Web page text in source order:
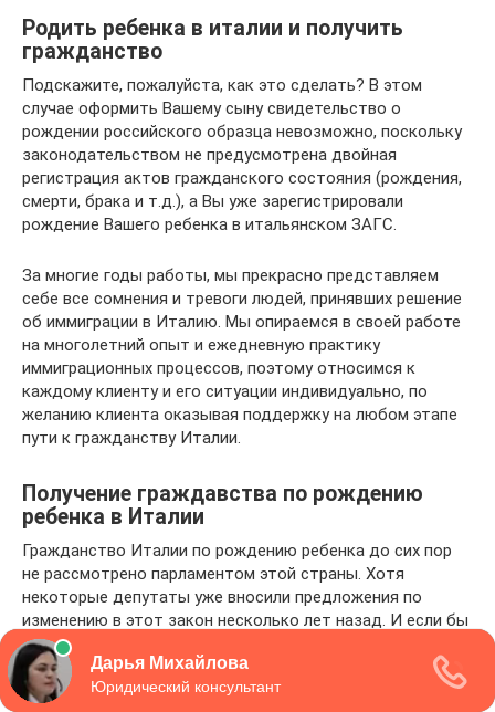
Родить ребенка в италии и получить
гражданство
Подскажите, пожалуйста, как это сделать? В этом
случае оформить Вашему сыну свидетельство о
рождении российского образца невозможно, поскольку
законодательством не предусмотрена двойная
регистрация актов гражданского состояния (рождения,
смерти, брака и т.д.), а Вы уже зарегистрировали
рождение Вашего ребенка в итальянском ЗАГС.
За многие годы работы, мы прекрасно представляем
себе все сомнения и тревоги людей, принявших решение
об иммиграции в Италию. Мы опираемся в своей работе
на многолетний опыт и ежедневную практику
иммиграционных процессов, поэтому относимся к
каждому клиенту и его ситуации индивидуально, по
желанию клиента оказывая поддержку на любом этапе
пути к гражданству Италии.
Получение граждавства по рождению
ребенка в Италии
Гражданство Италии по рождению ребенка до сих пор
не рассмотрено парламентом этой страны. Хотя
некоторые депутаты уже вносили предложения по
изменению в этот закон несколько лет назад. И если бы
эти изменения были приняты, то роды в Италии дали бы
право на получение гражданства ребенку в том случае,
если бы его родители находились бы на территории